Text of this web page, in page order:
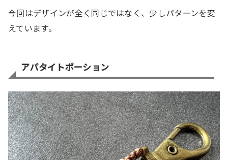
今回はデザインが全く同じではなく、少しパターンを変
えています。
アパタイトポーション